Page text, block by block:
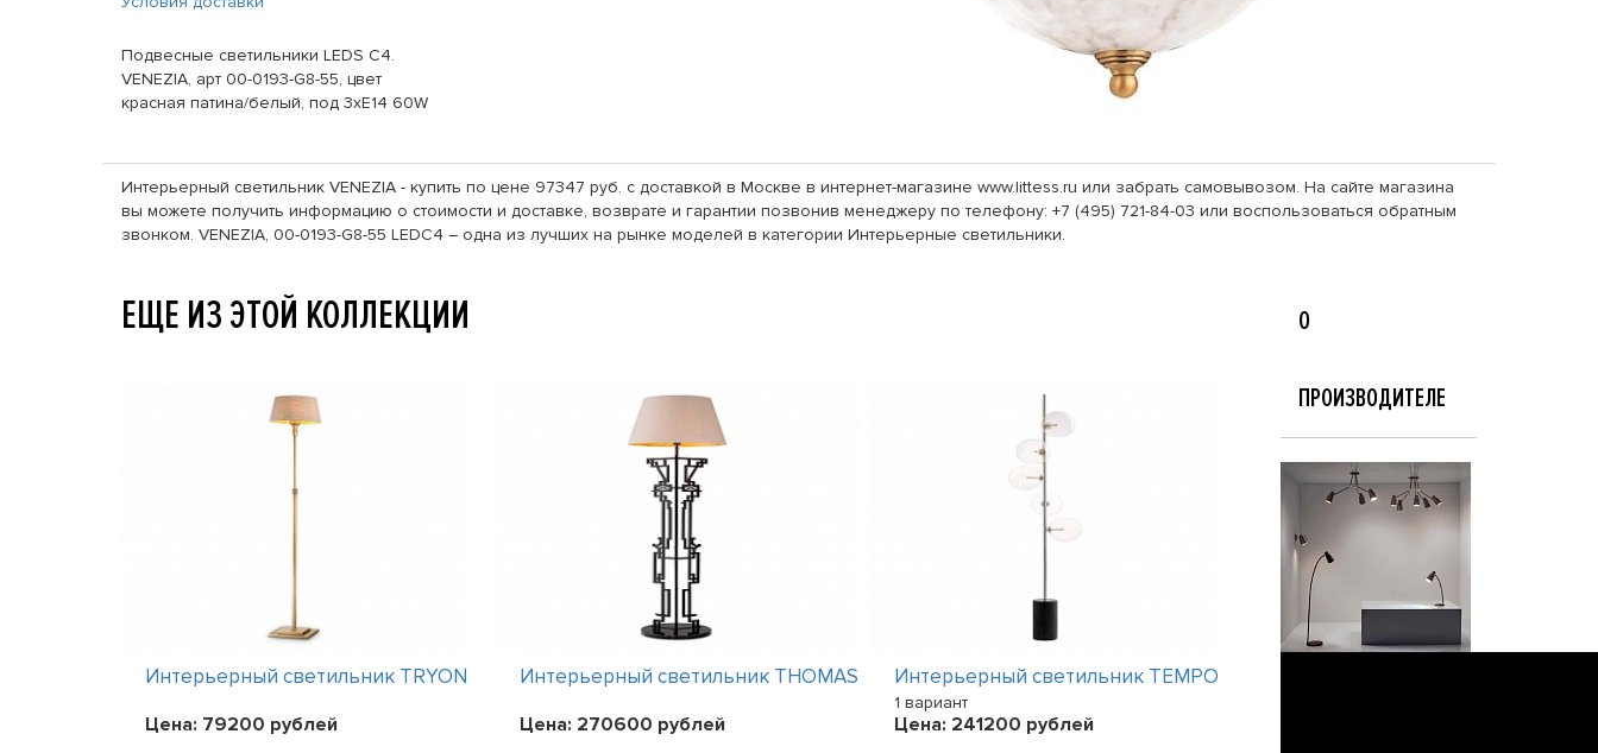
Подвесные светильники LEDS C4.
VENEZIA, арт 00-0193-G8-55, цвет
красная патина/белый, под 3xE14 60W
Интерьерный светильник VENEZIA - купить по цене 97347 руб. с доставкой в Москве в интернет-магазине www.littess.ru или забрать самовывозом. На сайте магазина
вы можете получить информацию о стоимости и доставке, возврате и гарантии позвонив менеджеру по телефону: +7 (495) 721-84-03 или воспользоваться обратным
звонком. VENEZIA, 00-0193-G8-55 LEDC4 – одна из лучших на рынке моделей в категории Интерьерные светильники.
ЕЩЕ ИЗ ЭТОЙ КОЛЛЕКЦИИ
Интерьерный светильник TRYON
Цена: 79200 рублей
Интерьерный светильник THOMAS
Цена: 270600 рублей
Интерьерный светильник TEMPO
1 вариант
Цена: 241200 рублей
О
ПРОИЗВОДИТЕЛЕ